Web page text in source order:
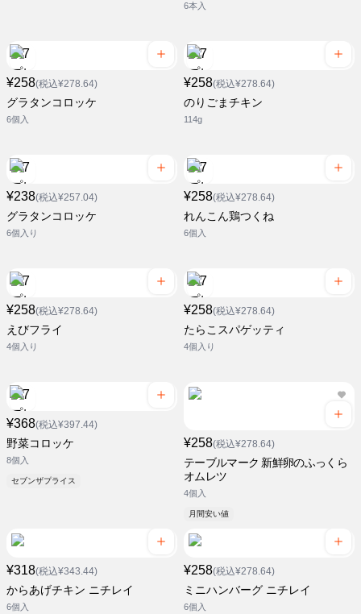
6本入
¥258(税込¥278.64)
グラタンコロッケ
6個入
¥258(税込¥278.64)
のりごまチキン
114g
¥238(税込¥257.04)
グラタンコロッケ
6個入り
¥258(税込¥278.64)
れんこん鶏つくね
6個入
¥258(税込¥278.64)
えびフライ
4個入り
¥258(税込¥278.64)
たらこスパゲッティ
4個入り
¥368(税込¥397.44)
野菜コロッケ
8個入
セブンザプライス
¥258(税込¥278.64)
テーブルマーク 新鮮卵のふっくら
オムレツ
4個入
月間安い値
¥318(税込¥343.44)
からあげチキン ニチレイ
6個入
¥258(税込¥278.64)
ミニハンバーグ ニチレイ
6個入